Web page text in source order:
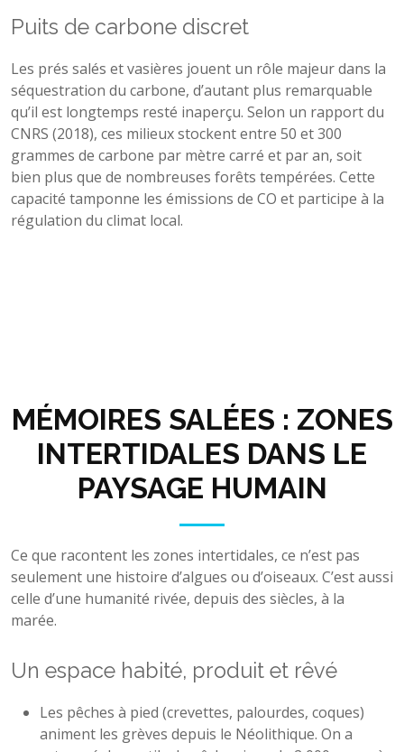
Puits de carbone discret
Les prés salés et vasières jouent un rôle majeur dans la
séquestration du carbone, d’autant plus remarquable
qu’il est longtemps resté inaperçu. Selon un rapport du
CNRS (2018), ces milieux stockent entre 50 et 300
grammes de carbone par mètre carré et par an, soit
bien plus que de nombreuses forêts tempérées. Cette
capacité tamponne les émissions de CO et participe à la
régulation du climat local.
MÉMOIRES SALÉES : ZONES
INTERTIDALES DANS LE
PAYSAGE HUMAIN
Ce que racontent les zones intertidales, ce n’est pas
seulement une histoire d’algues ou d’oiseaux. C’est aussi
celle d’une humanité rivée, depuis des siècles, à la
marée.
Un espace habité, produit et rêvé
Les pêches à pied (crevettes, palourdes, coques)
animent les grèves depuis le Néolithique. On a